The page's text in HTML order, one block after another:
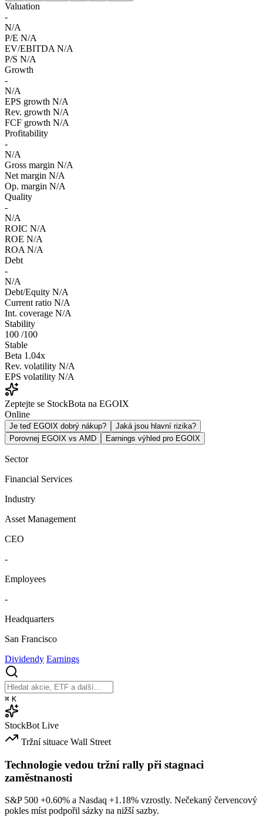
Valuation
-
N/A
P/E N/A
EV/EBITDA N/A
P/S N/A
Growth
-
N/A
EPS growth N/A
Rev. growth N/A
FCF growth N/A
Profitability
-
N/A
Gross margin N/A
Net margin N/A
Op. margin N/A
Quality
-
N/A
ROIC N/A
ROE N/A
ROA N/A
Debt
-
N/A
Debt/Equity N/A
Current ratio N/A
Int. coverage N/A
Stability
100 /100
Stable
Beta 1.04x
Rev. volatility N/A
EPS volatility N/A
Zeptejte se StockBota na EGOIX
Online
Je teď EGOIX dobrý nákup?
Jaká jsou hlavní rizika?
Porovnej EGOIX vs AMD
Earnings výhled pro EGOIX
Sector
Financial Services
Industry
Asset Management
CEO
-
Employees
-
Headquarters
San Francisco
Dividendy Earnings
⌘ K
StockBot Live
Tržní situace Wall Street
Technologie vedou tržní rally při stagnaci
zaměstnanosti
S&P 500 +0.60% a Nasdaq +1.18% vzrostly. Nečekaný červencový
pokles míst podpořil sázky na nižší sazby.